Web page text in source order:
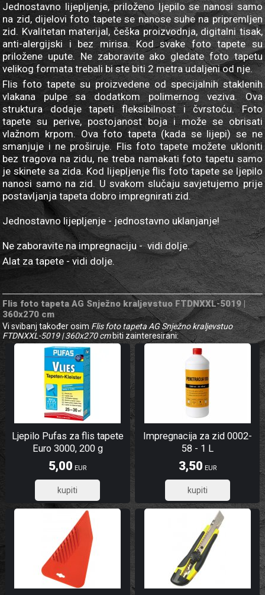
Jednostavno lijepljenje, priloženo ljepilo se nanosi samo
na zid, dijelovi foto tapete se nanose suhe na pripremljen
zid. Kvalitetan materijal, češka proizvodnja, digitalni tisak,
anti-alergijski i bez mirisa. Kod svake foto tapete su
priložene upute. Ne zaboravite ako gledate foto tapetu
velikog formata trebali bi ste biti 2 metra udaljeni od nje.
Flis foto tapete su proizvedene od specijalnih staklenih
vlakana pulpe sa dodatkom polimernog veziva. Ova
struktura dodaje tapeti fleksibilnost i čvrstoću. Foto
tapete su perive, postojanost boja i može se obrisati
vlažnom krpom. Ova foto tapeta (kada se lijepi) se ne
smanjuje i ne proširuje. Flis foto tapete možete ukloniti
bez tragova na zidu, ne treba namakati foto tapetu samo
je skinete sa zida. Kod lijepljenje flis foto tapete se ljepilo
nanosi samo na zid. U svakom slučaju savjetujemo prije
postavljanja tapeta dobro impregnirati zid.
Jednostavno lijepljenje - jednostavno uklanjanje!
Ne zaboravite na impregnaciju - vidi dolje.
Alat za tapete - vidi dolje.
Flis foto tapeta AG Snježno kraljevstuo FTDNXXL-5019 |
360x270 cm
Vi svibanj također osim Flis foto tapeta AG Snježno kraljevstuo
FTDNXXL-5019 | 360x270 cmbiti zainteresirani:
Ljepilo Pufas za flis tapete
Euro 3000, 200 g
5,00 EUR
4,00
Impregnacija za zid 0002-
58 - 1 L
3,50 EUR
2,80